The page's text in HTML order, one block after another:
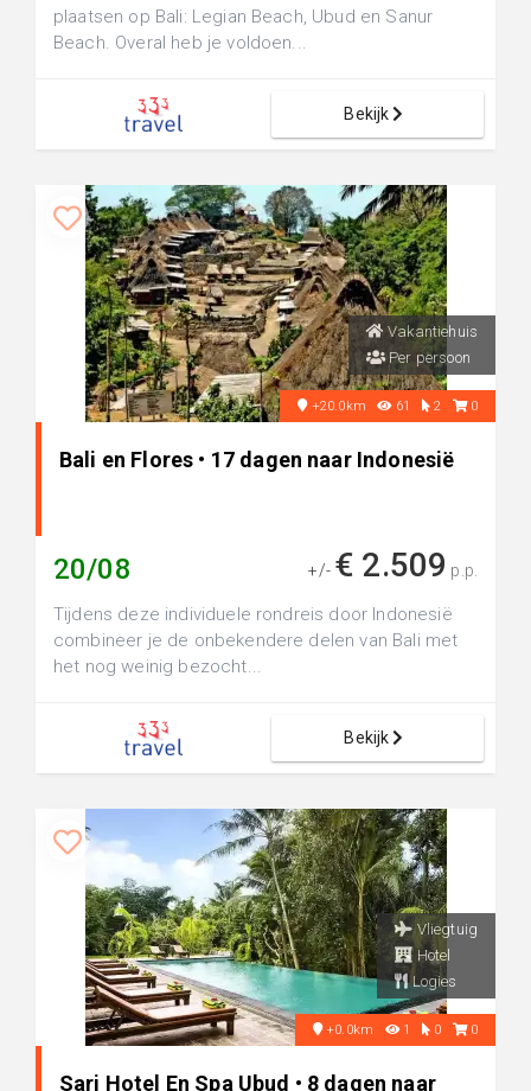
plaatsen op Bali: Legian Beach, Ubud en Sanur
Beach. Overal heb je voldoen...
Bekijk
Vakantiehuis
Per persoon
+20.0km 61 2 0
Bali en Flores • 17 dagen naar Indonesië
20/08 +/- € 2.509 p.p.
Tijdens deze individuele rondreis door Indonesië
combineer je de onbekendere delen van Bali met
het nog weinig bezocht...
Bekijk
Vliegtuig
Hotel
Logies
+0.0km 1 0 0
Sari Hotel En Spa Ubud • 8 dagen naar